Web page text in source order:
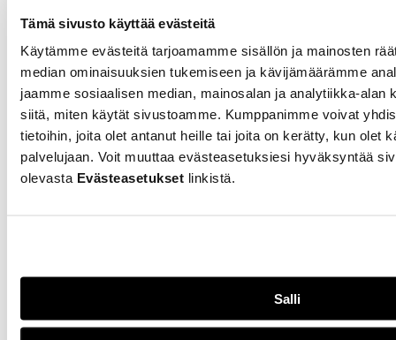
Tämä sivusto käyttää evästeitä
Käytämme evästeitä tarjoamamme sisällön ja mainosten
median ominaisuuksien tukemiseen ja kävijämäärämme
jaamme sosiaalisen median, mainosalan ja analytiikka-alan
siitä, miten käytät sivustoamme. Kumppanimme voivat
tietoihin, joita olet antanut heille tai joita on kerätty, kun olet
palvelujaan. Voit muuttaa evästeasetuksiesi hyväksyntää
olevasta Evästeasetukset linkistä.
Salli
tarjoamiin matalan
harrastusryhmiin. Aikuisena
luistelun aloittanut Inka
Heinonen rakastui lajiin heti
ensimmäisissä treeneissä.
Kuukautiskierron
vaikutuksista
Kuukautiskierron
seuraaminen on